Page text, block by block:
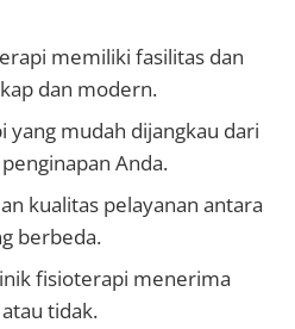
memiliki fasilitas dan
dan modern.
yang mudah dijangkau dari
Anda.
kualitas pelayanan antara
berbeda.
fisioterapi menerima
tidak.